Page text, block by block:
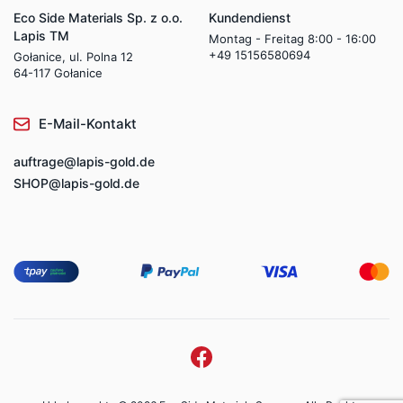
Eco Side Materials Sp. z o.o.
Lapis TM
Gołanice, ul. Polna 12
64-117 Gołanice
Kundendienst
Montag - Freitag 8:00 - 16:00
+49 15156580694
E-Mail-Kontakt
auftrage@lapis-gold.de
SHOP@lapis-gold.de